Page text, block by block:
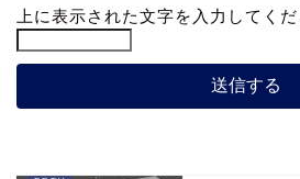
上に表示された文字を入力してくだ